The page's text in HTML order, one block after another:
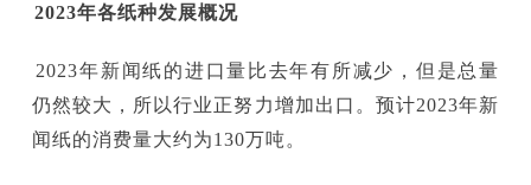
2023年各纸种发展概况
年新闻纸的进口量比去年有所减少，但是总量
仍然较大，所以行业正努力增加出口。预计2023年新
闻纸的消费量大约为130万吨。